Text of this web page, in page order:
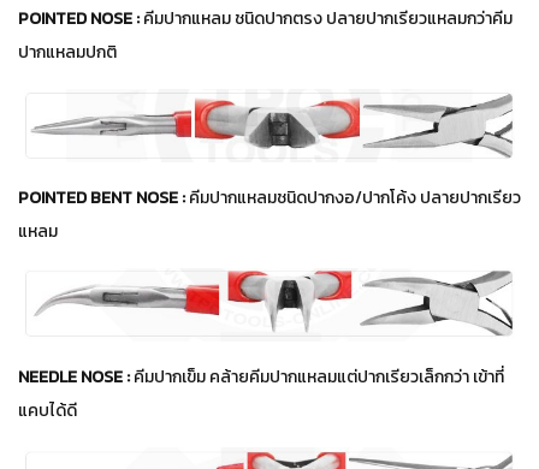
POINTED NOSE :คีมปากแหลม ชนิดปากตรง ปลายปากเรียวแหลมกว่าคีม
ปากแหลมปกติ
POINTED BENT NOSE :คีมปากแหลมชนิดปากงอ/ปากโค้ง ปลายปากเรียว
แหลม
NEEDLE NOSE :คีมปากเข็ม คล้ายคีมปากแหลมแต่ปากเรียวเล็กกว่า เข้าที่
แคบได้ดี